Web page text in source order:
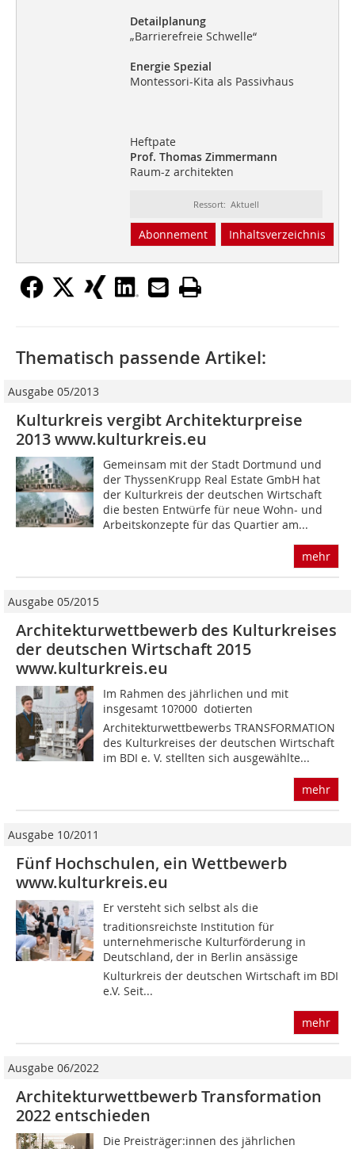
Detailplanung
„Barrierefreie Schwelle“
Energie Spezial
Montessori-Kita als Passivhaus
Heftpate
Prof. Thomas Zimmermann
Raum-z architekten
Ressort: Aktuell
Abonnement Inhaltsverzeichnis
Thematisch passende Artikel:
Ausgabe 05/2013
Kulturkreis vergibt Architekturpreise
2013 www.kulturkreis.eu
Gemeinsam mit der Stadt Dortmund und
der ThyssenKrupp Real Estate GmbH hat
der Kulturkreis der deutschen Wirtschaft
die besten Entwürfe für neue Wohn- und
Arbeitskonzepte für das Quartier am...
mehr
Ausgabe 05/2015
Architekturwettbewerb des Kulturkreises
der deutschen Wirtschaft 2015
www.kulturkreis.eu
Im Rahmen des jährlichen und mit
insgesamt 10?000  dotierten
Architekturwettbewerbs TRANSFORMATION
des Kulturkreises der deutschen Wirtschaft
im BDI e. V. stellten sich ausgewählte...
mehr
Ausgabe 10/2011
Fünf Hochschulen, ein Wettbewerb
www.kulturkreis.eu
Er versteht sich selbst als die
traditionsreichste Institution für
unternehmerische Kulturförderung in
Deutschland, der in Berlin ansässige
Kulturkreis der deutschen Wirtschaft im BDI
e.V. Seit...
mehr
Ausgabe 06/2022
Architekturwettbewerb Transformation
2022 entschieden
Die Preisträger:innen des jährlichen